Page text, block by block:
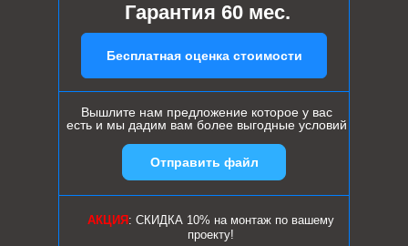
Гарантия 60 мес.
Бесплатная оценка стоимости
Вышлите нам предложение которое у вас
есть и мы дадим вам более выгодные условий
АКЦИЯ : СКИДКА 10% на монтаж по вашему
проекту!
Отправить файл